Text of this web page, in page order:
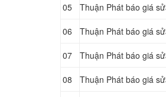
05 Thuận Phát báo giá
06 Thuận Phát báo giá
07 Thuận Phát báo giá
08 Thuận Phát báo giá